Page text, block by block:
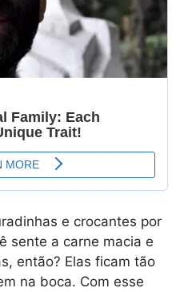
e crocantes por
sente a carne macia e
então? Elas ficam tão
na boca. Com esse